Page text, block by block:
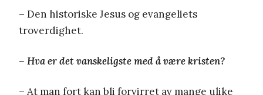
– Den historiske Jesus og evangeliets
troverdighet.
– Hva er det vanskeligste med å være kristen?
– At man fort kan bli forvirret av mange ulike